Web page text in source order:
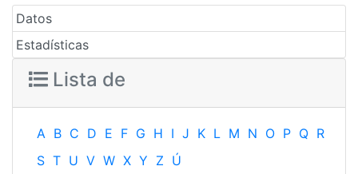
Datos
Estadísticas
Lista de
A B C D E F G H I J K L M N O P Q R
S T U V W X Y Z Ú